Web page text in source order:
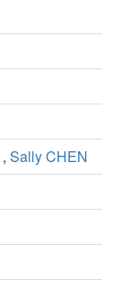
, Sally CHEN